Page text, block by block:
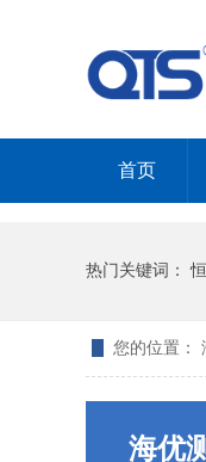
首页
热门关键词：
您的位置：
海优